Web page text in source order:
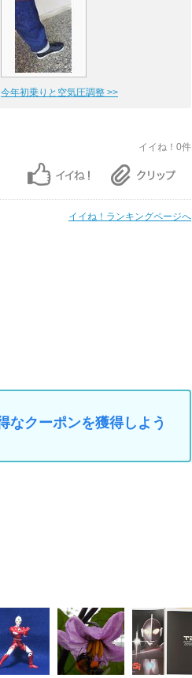
今年初乗りと空気圧調整 >>
イイね！0件
イイね！ランキングページへ
なクーポンを獲得しよう